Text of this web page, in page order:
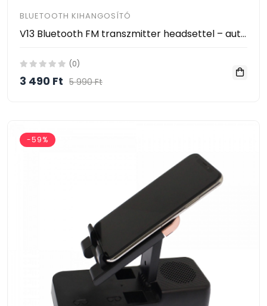
BLUETOOTH KIHANGOSÍTÓ
V13 Bluetooth FM transzmitter headsettel – autós kihangosító, zenelejátszó, 2 db USB
(0)
3 490 Ft 5 990 Ft
-59%